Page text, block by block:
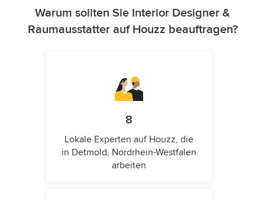
Warum sollten Sie Interior Designer &
Raumausstatter auf Houzz beauftragen?
8
Lokale Experten auf Houzz, die
in Detmold, Nordrhein-Westfalen
arbeiten